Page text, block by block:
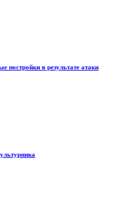
постройки в результате атаки